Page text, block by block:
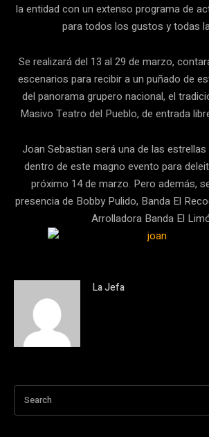
la entidad con un extenso programa de
para todos los gustos y todas
Se realizará del 13 al 29 de marzo,
escenarios para recibir a un puñado de
del panorama grupero nacional, el
Masivo Teatro del Pueblo, de entrada
Joan Sebastian será una de las
dentro de este magno evento para
próximo 14 de marzo. Pero además,
presencia de Bobby Pulido, Banda El
Arrolladora Banda El
La Jefa
Search